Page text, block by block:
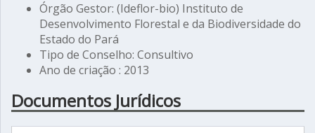
Órgão Gestor: (Ideflor-bio) Instituto de
Desenvolvimento Florestal e da Biodiversidade do
Estado do Pará
Tipo de Conselho: Consultivo
Ano de criação : 2013
Documentos Jurídicos